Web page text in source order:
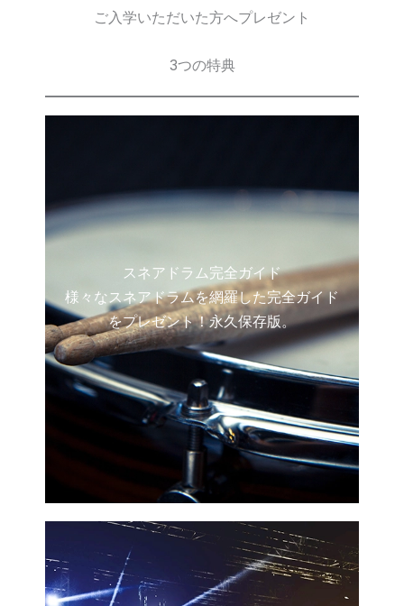
ご入学いただいた方へプレゼント
3つの特典
スネアドラム完全ガイド
様々なスネアドラムを網羅した完全ガイド
をプレゼント！永久保存版。